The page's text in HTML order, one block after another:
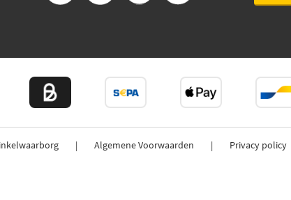
Algemene Voorwaarden Privacy policy